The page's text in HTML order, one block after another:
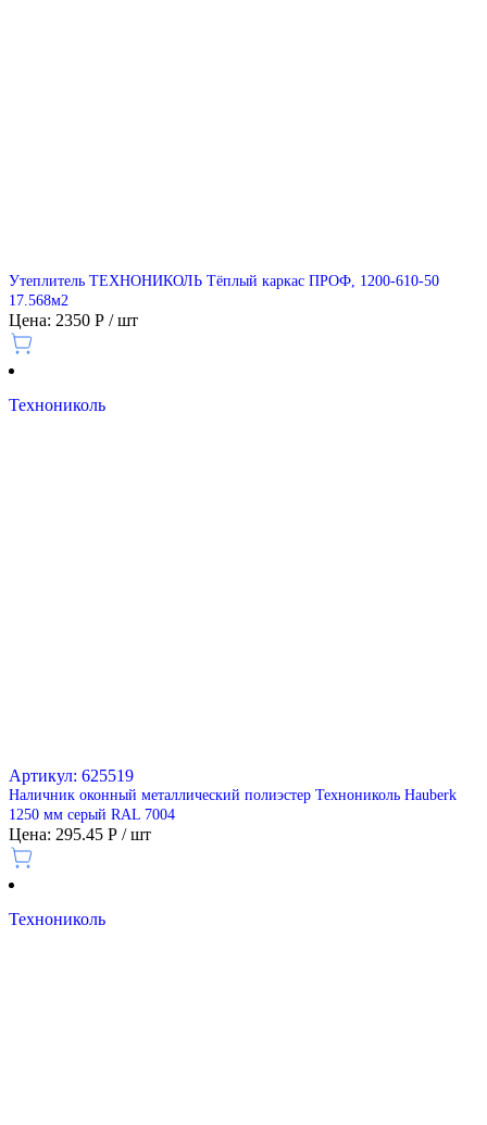
Утеплитель ТЕXНОНИКОЛЬ Тёплый каркас ПРОФ, 1200-610-50
17.568м2
Цена: 2350 Р / шт
Технониколь
Артикул: 625519
Наличник оконный металлический полиэстер Технониколь Hauberk
1250 мм серый RAL 7004
Цена: 295.45 Р / шт
Технониколь